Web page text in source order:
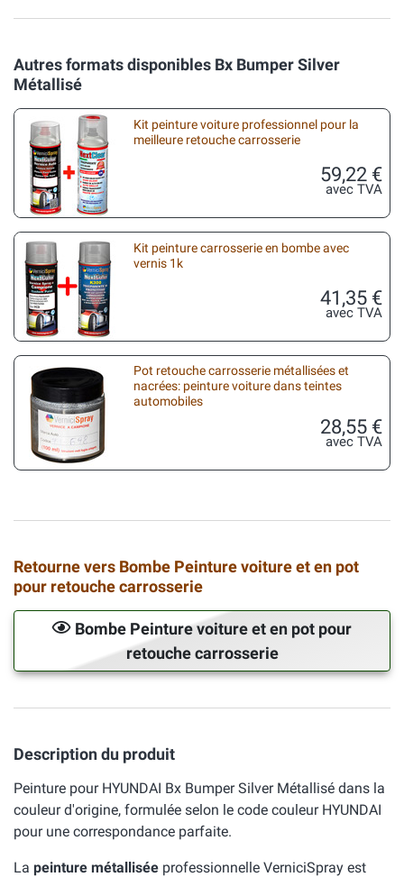
Autres formats disponibles Bx Bumper Silver
Métallisé
Kit peinture voiture professionnel pour la
meilleure retouche carrosserie
59,22 €
avec TVA
Kit peinture carrosserie en bombe avec
vernis 1k
41,35 €
avec TVA
Pot retouche carrosserie métallisées et
nacrées: peinture voiture dans teintes
automobiles
28,55 €
avec TVA
Retourne vers Bombe Peinture voiture et en pot
pour retouche carrosserie
Bombe Peinture voiture et en pot pour
retouche carrosserie
Description du produit
Peinture pour HYUNDAI Bx Bumper Silver Métallisé dans la
couleur d'origine, formulée selon le code couleur HYUNDAI
pour une correspondance parfaite.
La peinture métallisée professionnelle VerniciSpray est